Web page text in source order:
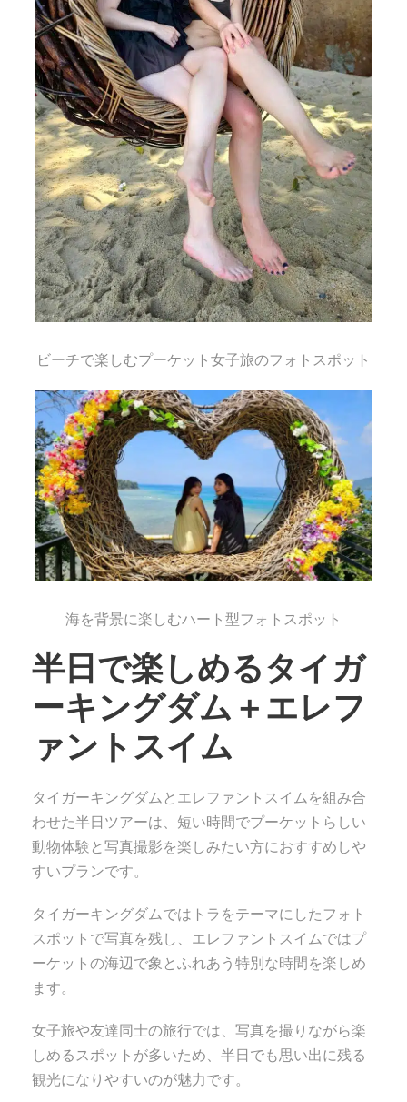
ビーチで楽しむプーケット女子旅のフォトスポット
海を背景に楽しむハート型フォトスポット
半日で楽しめるタイガ
ーキングダム＋エレフ
ァントスイム
タイガーキングダムとエレファントスイムを組み合
わせた半日ツアーは、短い時間でプーケットらしい
動物体験と写真撮影を楽しみたい方におすすめしや
すいプランです。
タイガーキングダムではトラをテーマにしたフォト
スポットで写真を残し、エレファントスイムではプ
ーケットの海辺で象とふれあう特別な時間を楽しめ
ます。
女子旅や友達同士の旅行では、写真を撮りながら楽
しめるスポットが多いため、半日でも思い出に残る
観光になりやすいのが魅力です。